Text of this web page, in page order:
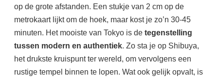
op de grote afstanden. Een stukje van 2 cm op de
metrokaart lijkt om de hoek, maar kost je zo’n 30-45
minuten. Het mooiste van Tokyo is de tegenstelling
tussen modern en authentiek. Zo sta je op Shibuya,
het drukste kruispunt ter wereld, om vervolgens een
rustige tempel binnen te lopen. Wat ook gelijk opvalt, is